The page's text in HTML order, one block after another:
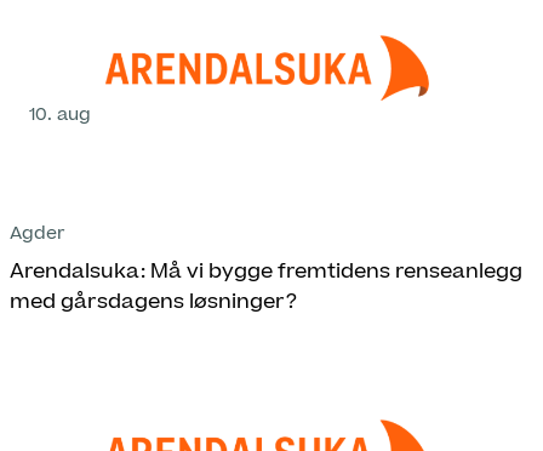
10. aug
Agder
Arendalsuka: Må vi bygge fremtidens renseanlegg
med gårsdagens løsninger?